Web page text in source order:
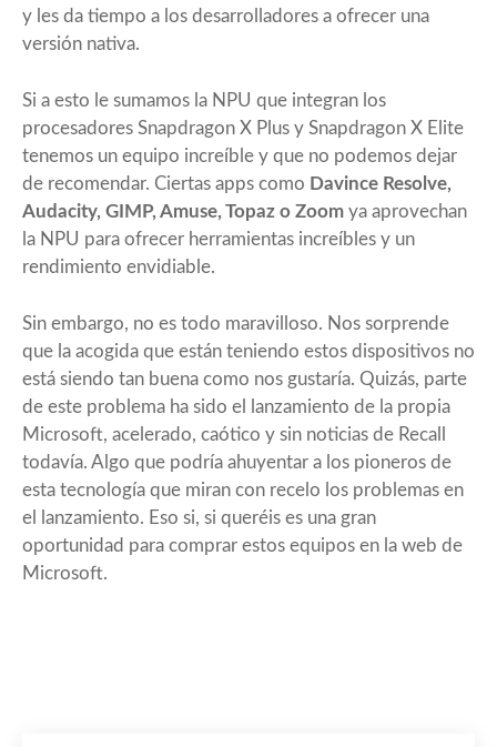
y les da tiempo a los desarrolladores a ofrecer una
versión nativa.
Si a esto le sumamos la NPU que integran los
procesadores Snapdragon X Plus y Snapdragon X Elite
tenemos un equipo increíble y que no podemos dejar
de recomendar. Ciertas apps como Davince Resolve,
Audacity, GIMP, Amuse, Topaz o Zoom ya aprovechan
la NPU para ofrecer herramientas increíbles y un
rendimiento envidiable.
Sin embargo, no es todo maravilloso. Nos sorprende
que la acogida que están teniendo estos dispositivos no
está siendo tan buena como nos gustaría. Quizás, parte
de este problema ha sido el lanzamiento de la propia
Microsoft, acelerado, caótico y sin noticias de Recall
todavía. Algo que podría ahuyentar a los pioneros de
esta tecnología que miran con recelo los problemas en
el lanzamiento. Eso si, si queréis es una gran
oportunidad para comprar estos equipos en la web de
Microsoft.